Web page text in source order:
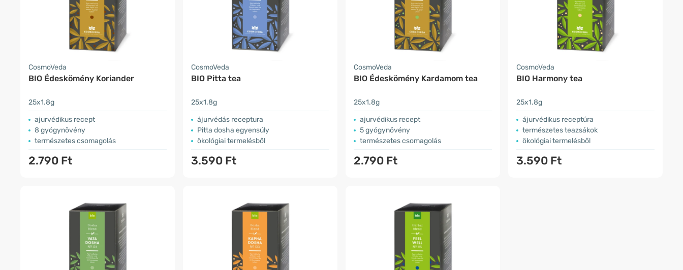
CosmoVeda
BIO Édeskömény Koriander
25x1.8g
ajurvédikus recept
8 gyógynövény
természetes csomagolás
2.790 Ft
CosmoVeda
BIO Pitta tea
25x1.8g
ájurvédás receptura
Pitta dosha egyensúly
ökológiai termelésből
3.590 Ft
CosmoVeda
BIO Édeskömény Kardamom tea
25x1.8g
ajurvédikus recept
5 gyógynövény
természetes csomagolás
2.790 Ft
CosmoVeda
BIO Harmony tea
25x1.8g
ájurvédikus receptúra
természetes teazsákok
ökológiai termelésből
3.590 Ft